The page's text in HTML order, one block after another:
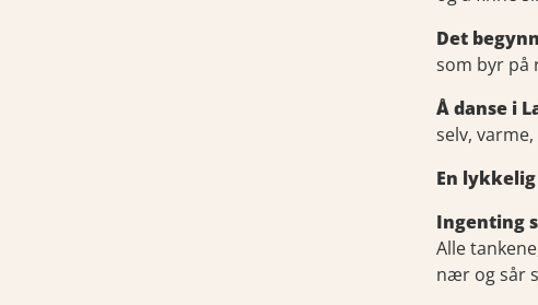
Det
som byr på
Å danse i
selv,
En
Ingenting
Alle
nær og sår